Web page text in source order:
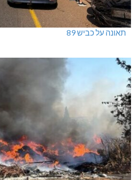
תאונה על כביש 89